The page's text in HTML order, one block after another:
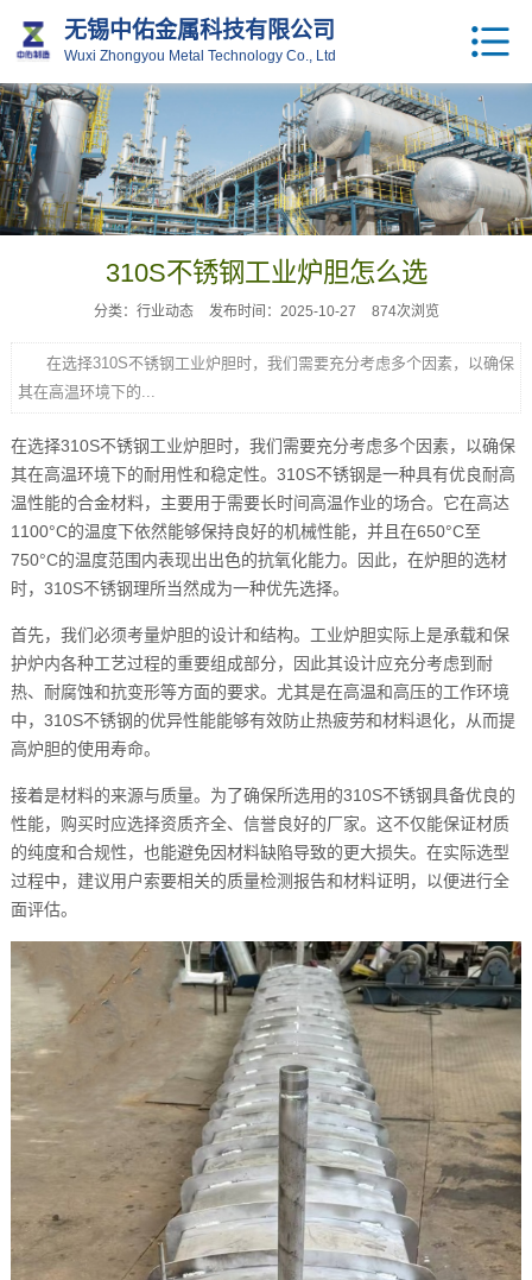
无锡中佑金属科技有限公司
Wuxi Zhongyou Metal Technology Co., Ltd
310S不锈钢工业炉胆怎么选
分类：行业动态 发布时间：2025-10-27 874次浏览
在选择310S不锈钢工业炉胆时，我们需要充分考虑多个因素，以确保
其在高温环境下的...
在选择310S不锈钢工业炉胆时，我们需要充分考虑多个因素，以确保
其在高温环境下的耐用性和稳定性。310S不锈钢是一种具有优良耐高
温性能的合金材料，主要用于需要长时间高温作业的场合。它在高达
1100°C的温度下依然能够保持良好的机械性能，并且在650°C至
750°C的温度范围内表现出出色的抗氧化能力。因此，在炉胆的选材
时，310S不锈钢理所当然成为一种优先选择。
首先，我们必须考量炉胆的设计和结构。工业炉胆实际上是承载和保
护炉内各种工艺过程的重要组成部分，因此其设计应充分考虑到耐
热、耐腐蚀和抗变形等方面的要求。尤其是在高温和高压的工作环境
中，310S不锈钢的优异性能能够有效防止热疲劳和材料退化，从而提
高炉胆的使用寿命。
接着是材料的来源与质量。为了确保所选用的310S不锈钢具备优良的
性能，购买时应选择资质齐全、信誉良好的厂家。这不仅能保证材质
的纯度和合规性，也能避免因材料缺陷导致的更大损失。在实际选型
过程中，建议用户索要相关的质量检测报告和材料证明，以便进行全
面评估。